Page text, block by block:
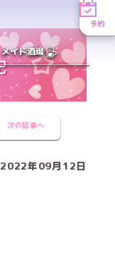
予約
メイド酒場
次の記事へ
2022年09月12日